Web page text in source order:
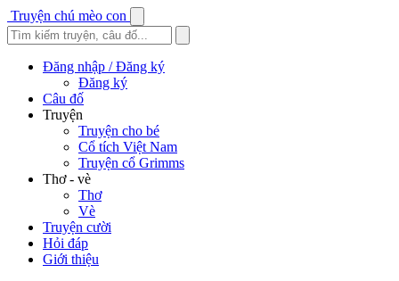
Truyện chú mèo con
Đăng nhập / Đăng ký
Đăng ký
Câu đố
Truyện
Truyện cho bé
Cổ tích Việt Nam
Truyện cổ Grimms
Thơ - vè
Thơ
Vè
Truyện cười
Hỏi đáp
Giới thiệu